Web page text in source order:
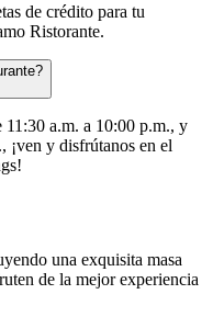
de crédito para tu
Ristorante.
11:30 a.m. a 10:00 p.m., y
¡ven y disfrútanos en el
una exquisita masa
de la mejor experiencia